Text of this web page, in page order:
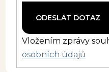
Vložením zprávy
osobních údajů